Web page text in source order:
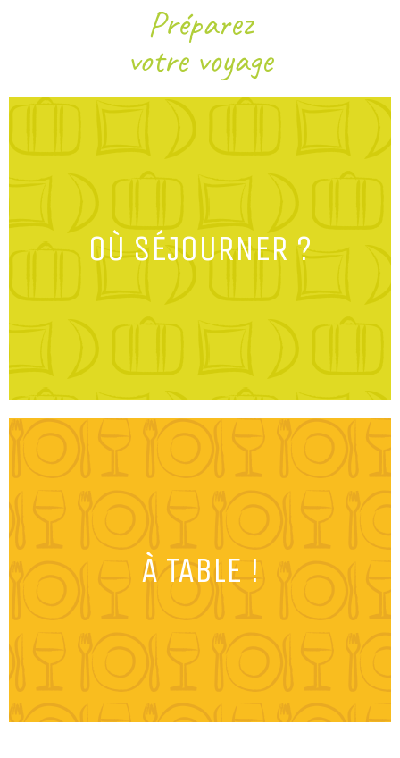
Préparez
votre voyage
OÙ SÉJOURNER ?
À TABLE !